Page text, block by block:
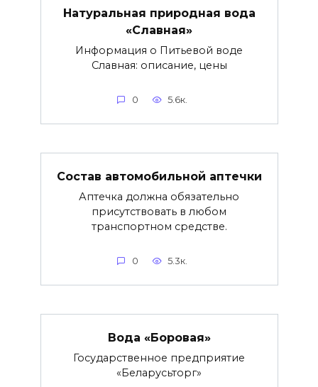
Натуральная природная вода
«Славная»
Информация о Питьевой воде
Славная: описание, цены
0 5.6к.
Состав автомобильной аптечки
Аптечка должна обязательно
присутствовать в любом
транспортном средстве.
0 5.3к.
Вода «Боровая»
Государственное предприятие
«Беларусьторг»